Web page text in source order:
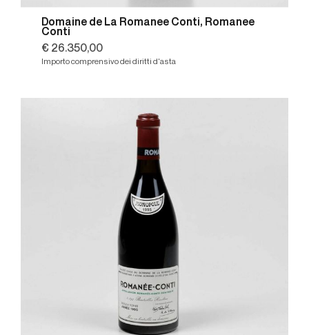
Domaine de La Romanee Conti, Romanee
Conti
€ 26.350,00
Importo comprensivo dei diritti d'asta